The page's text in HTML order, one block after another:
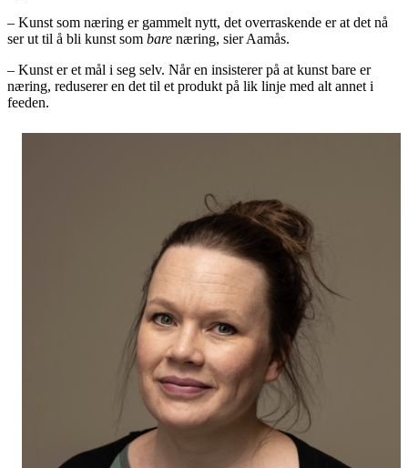
– Kunst som næring er gammelt nytt, det overraskende er at det nå
ser ut til å bli kunst som bare næring, sier Aamås.
– Kunst er et mål i seg selv. Når en insisterer på at kunst bare er
næring, reduserer en det til et produkt på lik linje med alt annet i
feeden.